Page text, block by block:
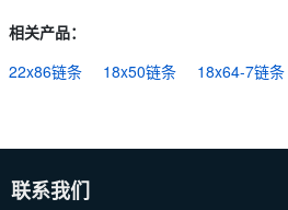
相关产品：
22x86链条
18x50链条 18x64-7链条
联系我们